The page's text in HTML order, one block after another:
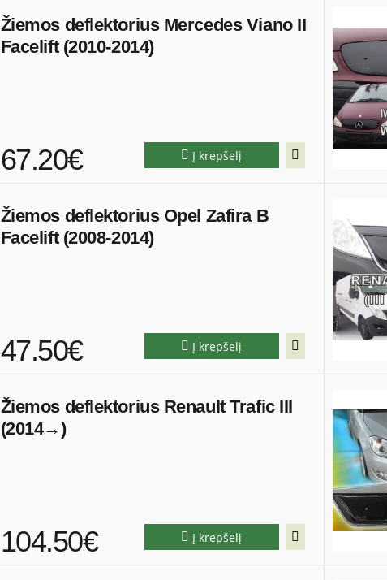
Žiemos deflektorius Mercedes Viano II
Facelift (2010-2014)
67.20€ Į krepšelį
Žiemos deflektorius Opel Zafira B
Facelift (2008-2014)
47.50€ Į krepšelį
Žiemos deflektorius Renault Trafic III
(2014→)
104.50€ Į krepšelį